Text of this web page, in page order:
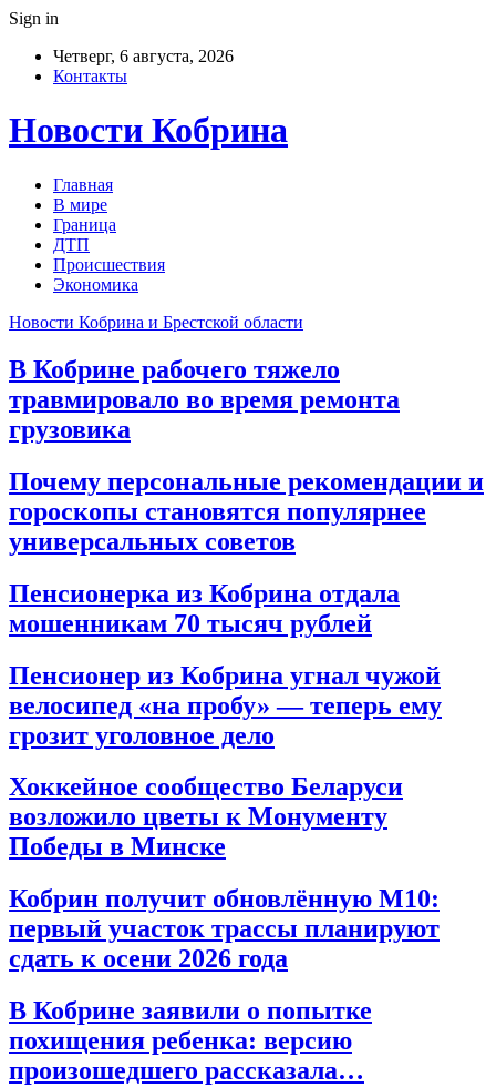
Sign in
Четверг, 6 августа, 2026
Контакты
Новости Кобрина
Главная
В мире
Граница
ДТП
Происшествия
Экономика
Новости Кобрина и Брестской области
В Кобрине рабочего тяжело
травмировало во время ремонта
грузовика
Почему персональные рекомендации и
гороскопы становятся популярнее
универсальных советов
Пенсионерка из Кобрина отдала
мошенникам 70 тысяч рублей
Пенсионер из Кобрина угнал чужой
велосипед «на пробу» — теперь ему
грозит уголовное дело
Хоккейное сообщество Беларуси
возложило цветы к Монументу
Победы в Минске
Кобрин получит обновлённую М10:
первый участок трассы планируют
сдать к осени 2026 года
В Кобрине заявили о попытке
похищения ребенка: версию
произошедшего рассказала…